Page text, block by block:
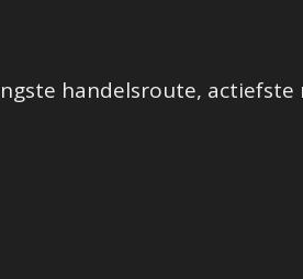
handelsroute, actiefste